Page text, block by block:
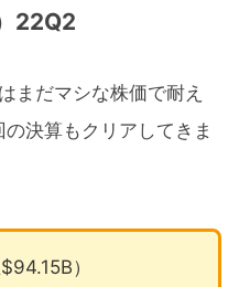
22Q2
まだマシな株価で耐え
決算もクリアしてきま
）